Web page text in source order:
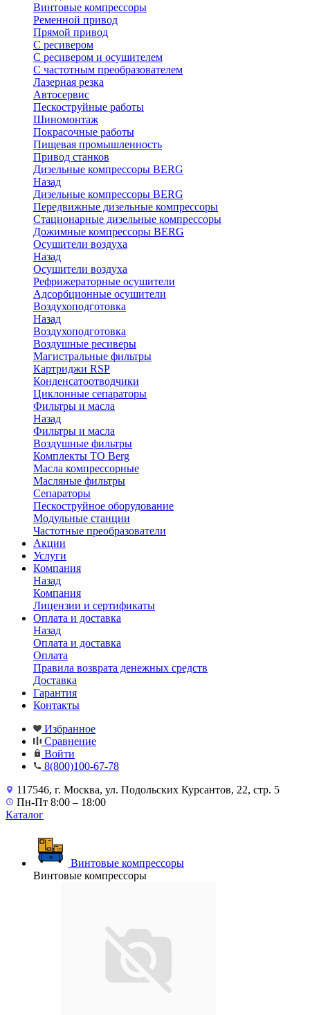
Винтовые компрессоры
Ременной привод
Прямой привод
С ресивером
С ресивером и осушителем
С частотным преобразователем
Лазерная резка
Автосервис
Пескоструйные работы
Шиномонтаж
Покрасочные работы
Пищевая промышленность
Привод станков
Дизельные компрессоры BERG
Назад
Дизельные компрессоры BERG
Передвижные дизельные компрессоры
Стационарные дизельные компрессоры
Дожимные компрессоры BERG
Осушители воздуха
Назад
Осушители воздуха
Рефрижераторные осушители
Адсорбционные осушители
Воздухоподготовка
Назад
Воздухоподготовка
Воздушные ресиверы
Магистральные фильтры
Картриджи RSP
Конденсатоотводчики
Циклонные сепараторы
Фильтры и масла
Назад
Фильтры и масла
Воздушные фильтры
Комплекты ТО Berg
Масла компрессорные
Масляные фильтры
Сепараторы
Пескоструйное оборудование
Модульные станции
Частотные преобразователи
Акции
Услуги
Компания
Назад
Компания
Лицензии и сертификаты
Оплата и доставка
Назад
Оплата и доставка
Оплата
Правила возврата денежных средств
Доставка
Гарантия
Контакты
Избранное
Сравнение
Войти
8(800)100-67-78
117546, г. Москва, ул. Подольских Курсантов, 22, стр. 5
Пн-Пт 8:00 – 18:00
Каталог
Винтовые компрессоры
Винтовые компрессоры